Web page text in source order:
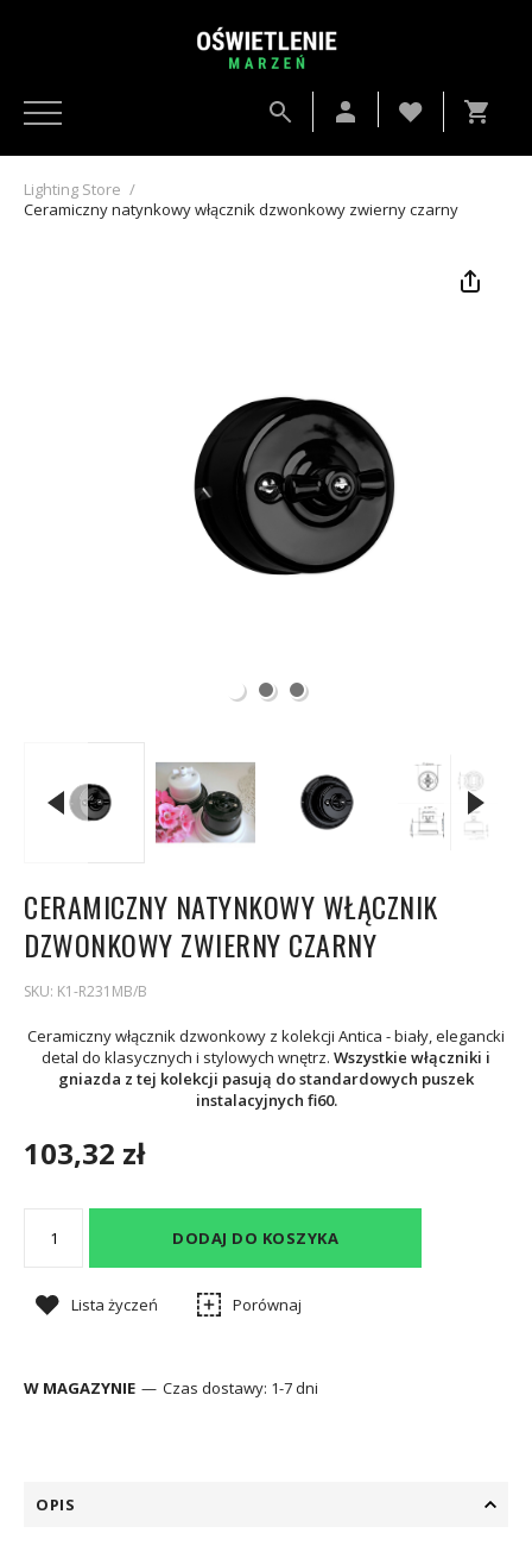
Lighting Store /
Ceramiczny natynkowy włącznik dzwonkowy zwierny czarny
CERAMICZNY NATYNKOWY WŁĄCZNIK
DZWONKOWY ZWIERNY CZARNY
SKU: K1-R231MB/B
Ceramiczny włącznik dzwonkowy z kolekcji Antica - biały, elegancki
detal do klasycznych i stylowych wnętrz. Wszystkie włączniki i
gniazda z tej kolekcji pasują do standardowych puszek
instalacyjnych fi60.
103,32 zł
DODAJ DO KOSZYKA
Lista życzeń Porównaj
W MAGAZYNIE Czas dostawy: 1-7 dni
OPIS